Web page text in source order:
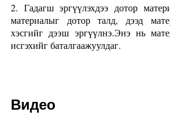
2. Гадагш эргүүлэхдээ дотор
материалыг дотор талд, дээд
хэсгийг дээш эргүүлнэ.Энэ нь
исгэхийг баталгаажуулдаг.
Видео